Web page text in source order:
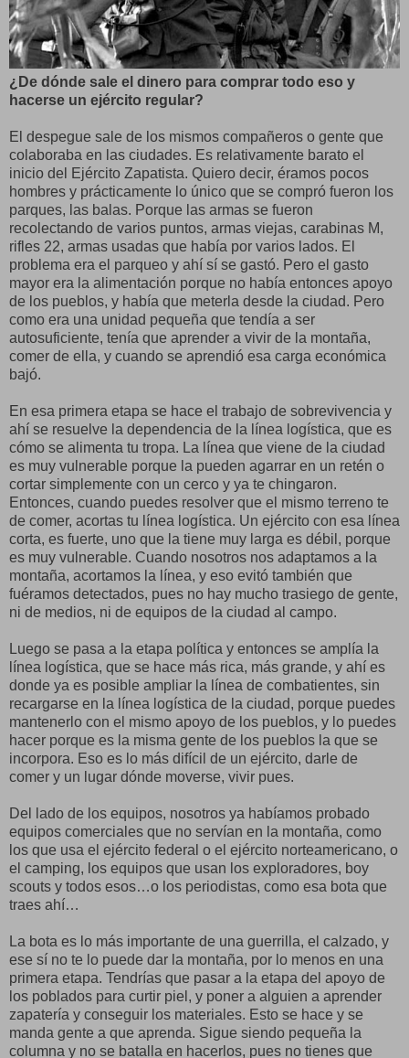
¿De dónde sale el dinero para comprar todo eso y
hacerse un ejército regular?
El despegue sale de los mismos compañeros o gente que
colaboraba en las ciudades. Es relativamente barato el
inicio del Ejército Zapatista. Quiero decir, éramos pocos
hombres y prácticamente lo único que se compró fueron los
parques, las balas. Porque las armas se fueron
recolectando de varios puntos, armas viejas, carabinas M,
rifles 22, armas usadas que había por varios lados. El
problema era el parqueo y ahí sí se gastó. Pero el gasto
mayor era la alimentación porque no había entonces apoyo
de los pueblos, y había que meterla desde la ciudad. Pero
como era una unidad pequeña que tendía a ser
autosuficiente, tenía que aprender a vivir de la montaña,
comer de ella, y cuando se aprendió esa carga económica
bajó.
En esa primera etapa se hace el trabajo de sobrevivencia y
ahí se resuelve la dependencia de la línea logística, que es
cómo se alimenta tu tropa. La línea que viene de la ciudad
es muy vulnerable porque la pueden agarrar en un retén o
cortar simplemente con un cerco y ya te chingaron.
Entonces, cuando puedes resolver que el mismo terreno te
de comer, acortas tu línea logística. Un ejército con esa línea
corta, es fuerte, uno que la tiene muy larga es débil, porque
es muy vulnerable. Cuando nosotros nos adaptamos a la
montaña, acortamos la línea, y eso evitó también que
fuéramos detectados, pues no hay mucho trasiego de gente,
ni de medios, ni de equipos de la ciudad al campo.
Luego se pasa a la etapa política y entonces se amplía la
línea logística, que se hace más rica, más grande, y ahí es
donde ya es posible ampliar la línea de combatientes, sin
recargarse en la línea logística de la ciudad, porque puedes
mantenerlo con el mismo apoyo de los pueblos, y lo puedes
hacer porque es la misma gente de los pueblos la que se
incorpora. Eso es lo más difícil de un ejército, darle de
comer y un lugar dónde moverse, vivir pues.
Del lado de los equipos, nosotros ya habíamos probado
equipos comerciales que no servían en la montaña, como
los que usa el ejército federal o el ejército norteamericano, o
el camping, los equipos que usan los exploradores, boy
scouts y todos esos…o los periodistas, como esa bota que
traes ahí…
La bota es lo más importante de una guerrilla, el calzado, y
ese sí no te lo puede dar la montaña, por lo menos en una
primera etapa. Tendrías que pasar a la etapa del apoyo de
los poblados para curtir piel, y poner a alguien a aprender
zapatería y conseguir los materiales. Esto se hace y se
manda gente a que aprenda. Sigue siendo pequeña la
columna y no se batalla en hacerlos, pues no tienes que